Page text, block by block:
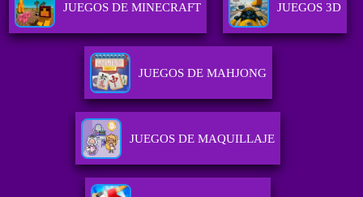
JUEGOS DE MINECRAFT JUEGOS 3D
JUEGOS DE MAHJONG
JUEGOS DE MAQUILLAJE